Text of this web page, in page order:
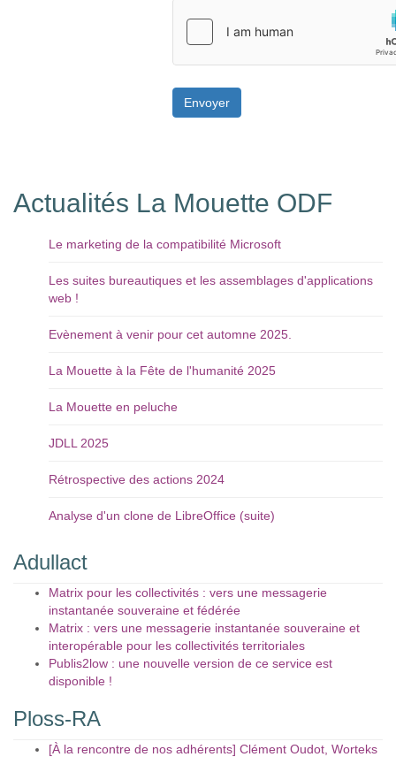
Envoyer
Actualités La Mouette ODF
Le marketing de la compatibilité Microsoft
Les suites bureautiques et les assemblages d'applications
web !
Evènement à venir pour cet automne 2025.
La Mouette à la Fête de l'humanité 2025
La Mouette en peluche
JDLL 2025
Rétrospective des actions 2024
Analyse d'un clone de LibreOffice (suite)
Adullact
Matrix pour les collectivités : vers une messagerie
instantanée souveraine et fédérée
Matrix : vers une messagerie instantanée souveraine et
interopérable pour les collectivités territoriales
Publis2low : une nouvelle version de ce service est
disponible !
Ploss-RA
[À la rencontre de nos adhérents] Clément Oudot, Worteks